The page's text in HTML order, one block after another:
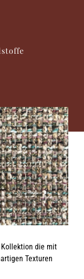
Kollektion die mit
Texturen